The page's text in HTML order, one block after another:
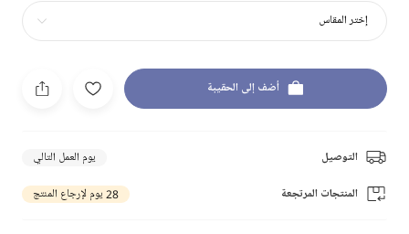
إختر المقاس
أضف إلى الحقيبة
التوصيل يوم العمل التالي
المنتجات المرتجعة 28 يوم لإرجاع المنتج